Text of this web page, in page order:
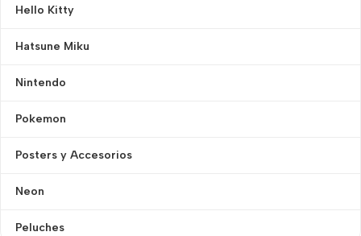
Hello Kitty
Hatsune Miku
Nintendo
Pokemon
Posters y Accesorios
Neon
Peluches